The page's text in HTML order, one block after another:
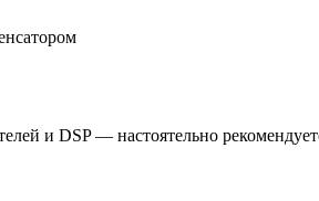
и DSP — настоятельно